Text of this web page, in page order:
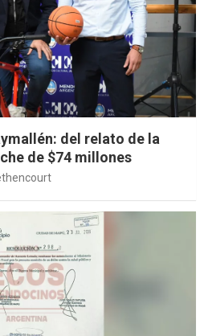
del relato de la
de $74 millones